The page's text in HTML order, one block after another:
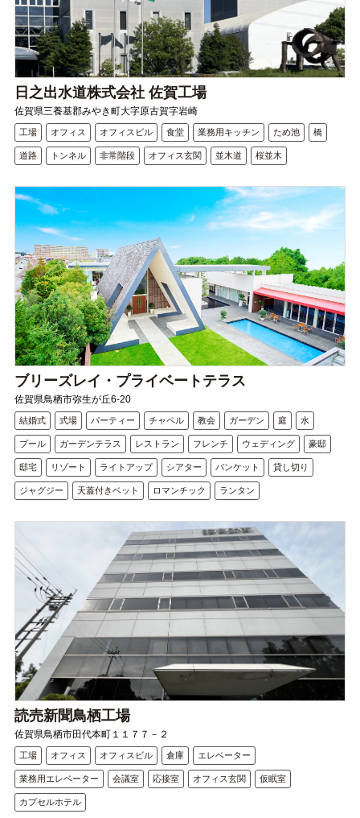
日之出水道株式会社 佐賀工場
佐賀県三養基郡みやき町大字原古賀字岩崎
工場 オフィス オフィスビル 食堂 業務用キッチン ため池 橋
道路 トンネル 非常階段 オフィス玄関 並木道 桜並木
ブリーズレイ・プライベートテラス
佐賀県鳥栖市弥生が丘6-20
結婚式 式場 パーティー チャペル 教会 ガーデン 庭 水
プール ガーデンテラス レストラン フレンチ ウェディング 豪邸
邸宅 リゾート ライトアップ シアター バンケット 貸し切り
ジャグジー 天蓋付きベット ロマンチック ランタン
読売新聞鳥栖工場
佐賀県鳥栖市田代本町１１７７－２
工場 オフィス オフィスビル 倉庫 エレベーター
業務用エレベーター 会議室 応接室 オフィス玄関 仮眠室
カプセルホテル